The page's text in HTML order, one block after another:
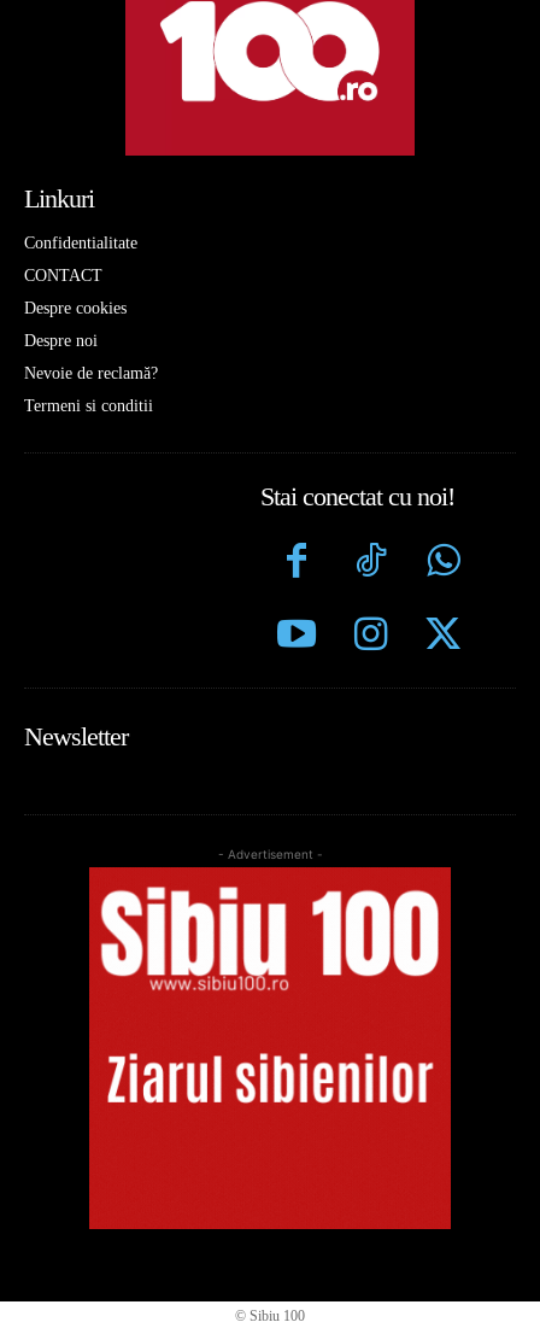
Linkuri
Confidentialitate
CONTACT
Despre cookies
Despre noi
Nevoie de reclamă?
Termeni si conditii
Stai conectat cu noi!
Newsletter
- Advertisement -
© Sibiu 100